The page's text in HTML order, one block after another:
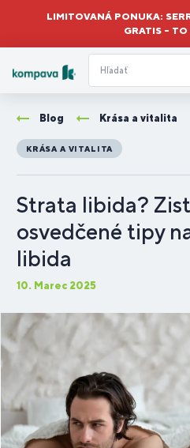
LIMITOVANÁ PONUKA:
GRATIS – TO
Blog Krása a vitalita
KRÁSA A VITALITA
Strata libida?
osvedčené tipy
libida
10. Marec 2025